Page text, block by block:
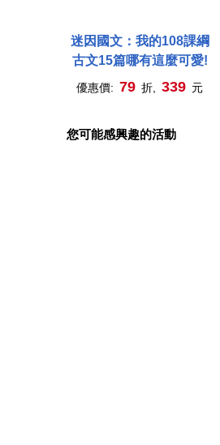
迷因國文：我的108課綱
古文15篇哪有這麼可愛!
優惠價: 79 折, 339 元
您可能感興趣的活動